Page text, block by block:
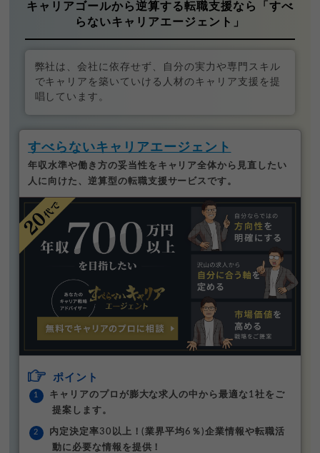
キャリアゴールから逆算する転職支援なら「すべ
らないキャリアエージェント」
弊社は、会社に依存せず、自分の実力や専門スキル
でキャリアを築いていける人材のキャリア支援を提
唱しています。
すべらないキャリアエージェント
年収水準や働き方の妥当性をキャリア全体から見直したい
人に向けた、逆算型の転職支援サービスです。
ポイント
キャリアのプロが膨大な求人の中から最適な1社をご
提案します。
内定決定率30以上！(業界平均6％)企業情報や転職活
動に必要な情報を提供！